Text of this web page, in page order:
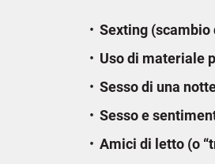
Sexting
Uso di materiale
Sesso di una
Sesso e
Amici di letto (o